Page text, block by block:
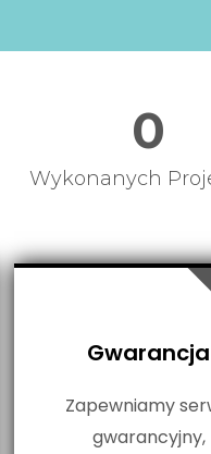
0
Wykonanych
Gwarancja
Zapewniamy
gwarancyjny,